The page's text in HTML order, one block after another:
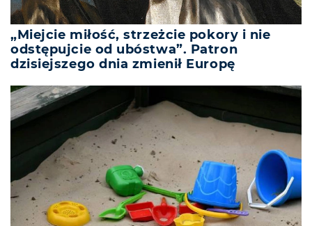
„Miejcie miłość, strzeżcie pokory i nie
odstępujcie od ubóstwa”. Patron
dzisiejszego dnia zmienił Europę